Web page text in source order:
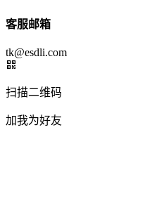
客服邮箱
tk@esdli.com
扫描二维码
加我为好友